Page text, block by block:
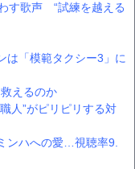
す歌声 “試練を越える
は「模範タクシー3」に
えるのか
人”がピリピリする対
ンハへの愛…視聴率9.